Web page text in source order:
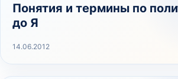
Понятия и термины по
до Я
14.06.2012